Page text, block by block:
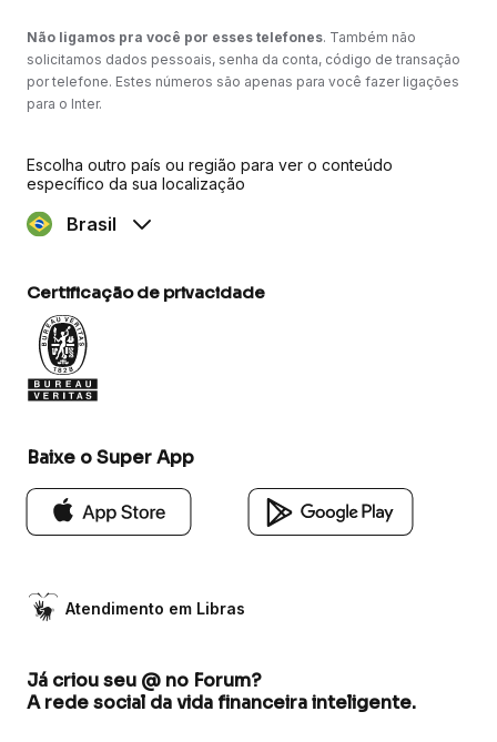
Não ligamos pra você por esses telefones. Também não
solicitamos dados pessoais, senha da conta, código de transação
por telefone. Estes números são apenas para você fazer ligações
para o Inter.
Escolha outro país ou região para ver o conteúdo
específico da sua localização
Brasil
Certificação de privacidade
Baixe o Super App
Atendimento em Libras
Já criou seu @ no Forum?
A rede social da vida financeira inteligente.